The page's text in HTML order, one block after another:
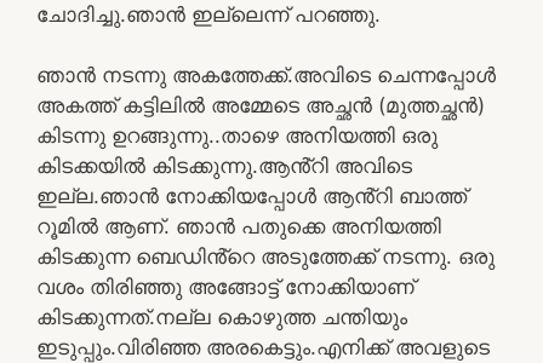
ചോദിച്ചു.ഞാൻ ഇല്ലെന്ന് പറഞ്ഞു.
ഞാൻ നടന്നു അകത്തേക്ക്.അവിടെ ചെന്നപ്പോൾ
അകത്ത് കട്ടിലിൽ അമ്മേടെ അച്ഛൻ (മുത്തച്ഛൻ)
കിടന്നു ഉറങ്ങുന്നു..താഴെ അനിയത്തി ഒരു
കിടക്കയിൽ കിടക്കുന്നു.ആൻ്റി അവിടെ
ഇല്ല.ഞാൻ നോക്കിയപ്പോൾ ആൻ്റി ബാത്ത്
റൂമിൽ ആണ്. ഞാൻ പതുക്കെ അനിയത്തി
കിടക്കുന്ന ബെഡിൻ്റെ അടുത്തേക്ക് നടന്നു. ഒരു
വശം തിരിഞ്ഞു അങ്ങോട്ട് നോക്കിയാണ്
കിടക്കുന്നത്.നല്ല കൊഴുത്ത ചന്തിയും
ഇടുപ്പും.വിരിഞ്ഞ അരകെട്ടും.എനിക്ക് അവളുടെ